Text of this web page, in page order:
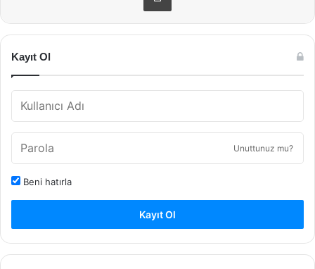
Kayıt Ol
Unuttunuz mu?
Beni hatırla
Kayıt Ol